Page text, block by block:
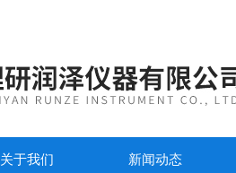
关于我们 新闻动态